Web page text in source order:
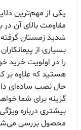
یکی از مهم‌ترین
مقاومت بالای آن
شدید زمستان
بسیاری از
را در اولویت خرید
هستید که علاوه
حال نصب ساده‌ای
گزینه برای شما
بیشتری درباره
محصول بررسی